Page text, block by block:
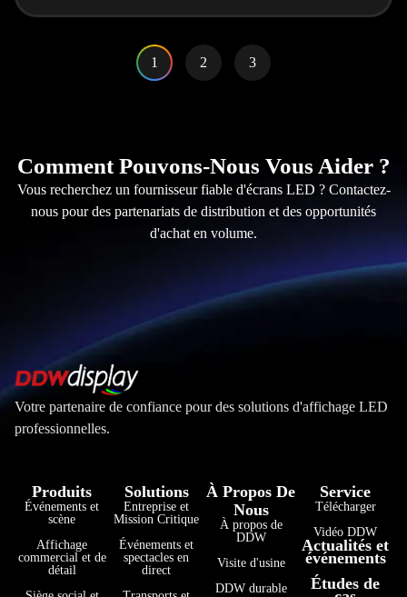
1 2 3
Comment Pouvons-Nous Vous Aider ?
Vous recherchez un fournisseur fiable d'écrans LED ? Contactez-
nous pour des partenariats de distribution et des opportunités
d'achat en volume.
Votre partenaire de confiance pour des solutions d'affichage LED
professionnelles.
Produits
Événements et
scène
Affichage
commercial et de
détail
Solutions
Entreprise et
Mission Critique
Événements et
spectacles en
direct
À Propos De
Nous
À propos de
DDW
Visite d'usine
DDW durable
Service
Télécharger
Vidéo DDW
Actualités et
événements
Études de
فارسی